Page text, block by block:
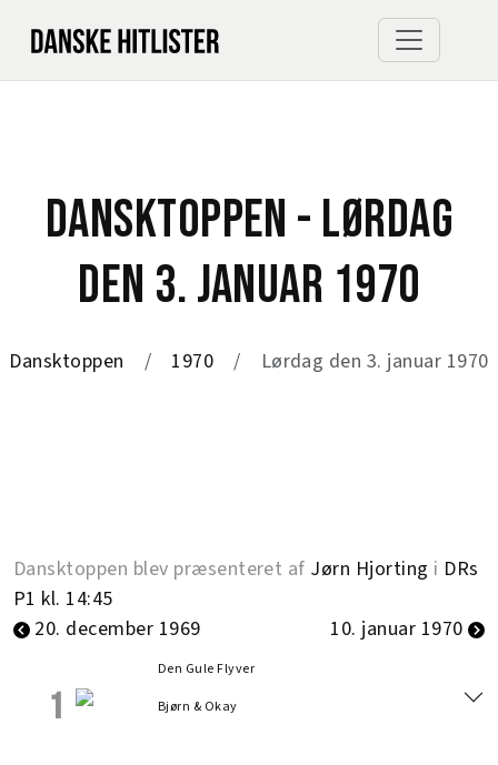
DANSKTOPPEN - LØRDAG
DEN 3. JANUAR 1970
Dansktoppen 1970 Lørdag den 3. januar 1970
Dansktoppen blev præsenteret af Jørn Hjorting i DRs
P1 kl. 14:45
20. december 1969
10. januar 1970
1
Den Gule Flyver
Bjørn & Okay